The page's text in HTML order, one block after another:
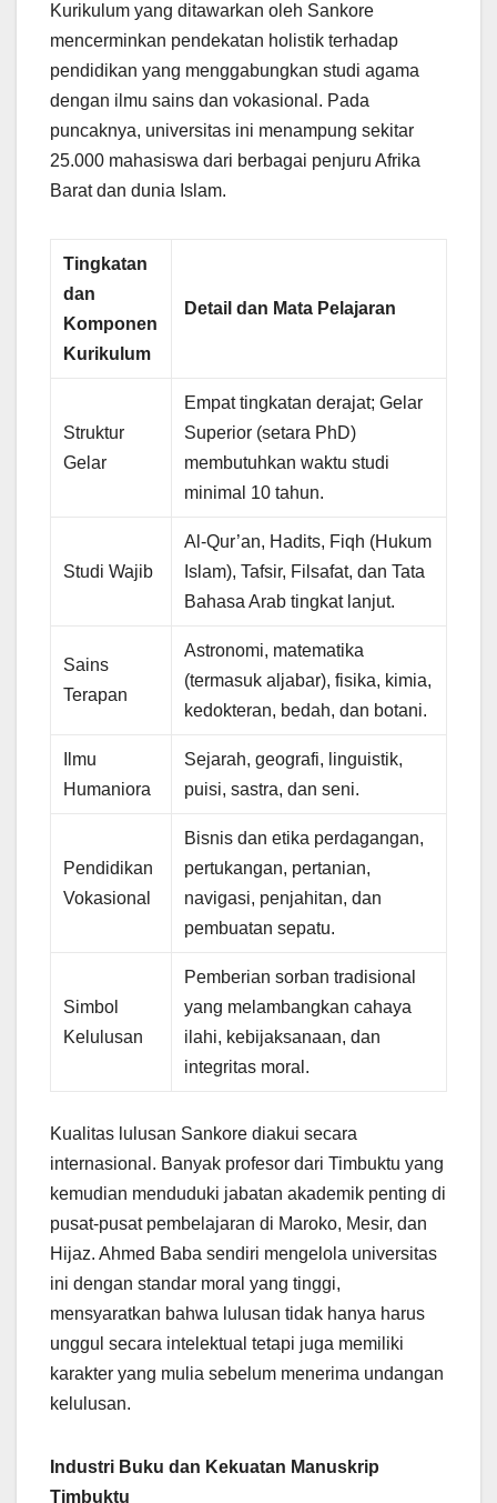
Kurikulum yang ditawarkan oleh Sankore
mencerminkan pendekatan holistik terhadap
pendidikan yang menggabungkan studi agama
dengan ilmu sains dan vokasional. Pada
puncaknya, universitas ini menampung sekitar
25.000 mahasiswa dari berbagai penjuru Afrika
Barat dan dunia Islam.
Tingkatan
dan
Komponen
Kurikulum
Detail dan Mata Pelajaran
Struktur
Gelar
Empat tingkatan derajat; Gelar
Superior (setara PhD)
membutuhkan waktu studi
minimal 10 tahun.
Studi Wajib
Al-Qur’an, Hadits, Fiqh (Hukum
Islam), Tafsir, Filsafat, dan Tata
Bahasa Arab tingkat lanjut.
Sains
Terapan
Astronomi, matematika
(termasuk aljabar), fisika, kimia,
kedokteran, bedah, dan botani.
Ilmu
Humaniora
Sejarah, geografi, linguistik,
puisi, sastra, dan seni.
Pendidikan
Vokasional
Bisnis dan etika perdagangan,
pertukangan, pertanian,
navigasi, penjahitan, dan
pembuatan sepatu.
Simbol
Kelulusan
Pemberian sorban tradisional
yang melambangkan cahaya
ilahi, kebijaksanaan, dan
integritas moral.
Kualitas lulusan Sankore diakui secara
internasional. Banyak profesor dari Timbuktu yang
kemudian menduduki jabatan akademik penting di
pusat-pusat pembelajaran di Maroko, Mesir, dan
Hijaz. Ahmed Baba sendiri mengelola universitas
ini dengan standar moral yang tinggi,
mensyaratkan bahwa lulusan tidak hanya harus
unggul secara intelektual tetapi juga memiliki
karakter yang mulia sebelum menerima undangan
kelulusan.
Industri Buku dan Kekuatan Manuskrip
Timbuktu